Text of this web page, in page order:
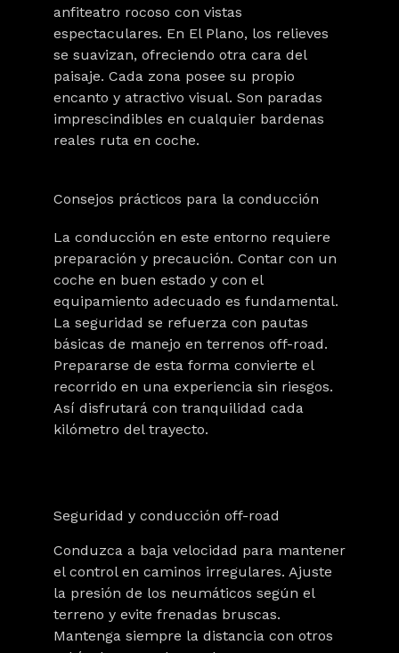
anfiteatro rocoso con vistas
espectaculares. En El Plano, los relieves
se suavizan, ofreciendo otra cara del
paisaje. Cada zona posee su propio
encanto y atractivo visual. Son paradas
imprescindibles en cualquier bardenas
reales ruta en coche.
Consejos prácticos para la conducción
La conducción en este entorno requiere
preparación y precaución. Contar con un
coche en buen estado y con el
equipamiento adecuado es fundamental.
La seguridad se refuerza con pautas
básicas de manejo en terrenos off-road.
Prepararse de esta forma convierte el
recorrido en una experiencia sin riesgos.
Así disfrutará con tranquilidad cada
kilómetro del trayecto.
Seguridad y conducción off-road
Conduzca a baja velocidad para mantener
el control en caminos irregulares. Ajuste
la presión de los neumáticos según el
terreno y evite frenadas bruscas.
Mantenga siempre la distancia con otros